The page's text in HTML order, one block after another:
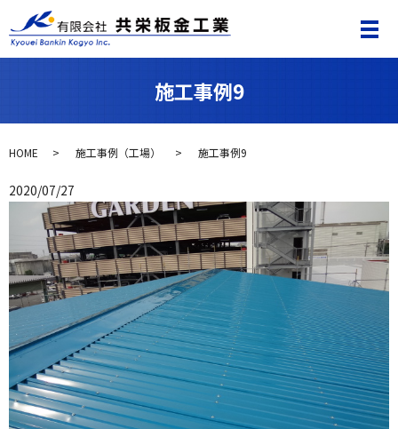
施工事例9
HOME 施工事例（工場） 施工事例9
2020/07/27